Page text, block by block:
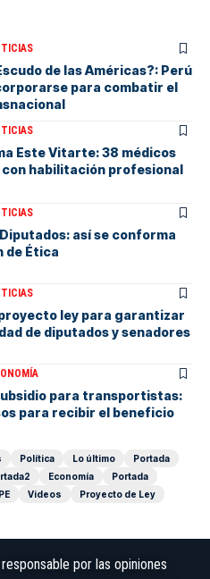
de las Américas?: Perú
para combatir el
Este Vitarte: 38 médicos
con habilitación profesional
así se conforma
de Ética
ley para garantizar
de diputados y senadores
para transportistas:
para recibir el beneficio
Política Lo último
Portada
Economía
Portada
Videos Proyecto de Ley
por las opiniones